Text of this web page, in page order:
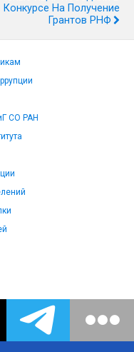
Конкурсе На Получение
Грантов РНФ
СО РАН